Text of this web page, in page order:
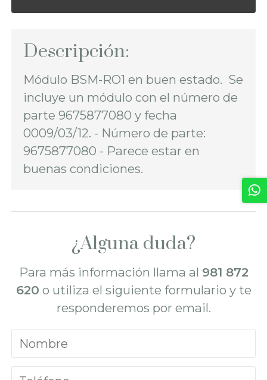
Descripción:
Módulo BSM-RO1 en buen estado. Se
incluye un módulo con el número de
parte 9675877080 y fecha
0009/03/12. - Número de parte:
9675877080 - Parece estar en
buenas condiciones.
¿Alguna duda?
Para más información llama al 981 872
620 o utiliza el siguiente formulario y te
responderemos por email.